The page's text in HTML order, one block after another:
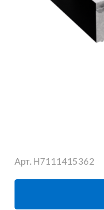
Арт. Н7111415362